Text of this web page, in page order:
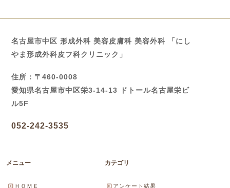
名古屋市中区 形成外科 美容皮膚科 美容外科 「にし
やま形成外科皮フ科クリニック」
住所：〒460-0008
愛知県名古屋市中区栄3-14-13 ドトール名古屋栄ビ
ル5F
052-242-3535
メニュー
ＨＯＭＥ
カテゴリ
アンケート結果